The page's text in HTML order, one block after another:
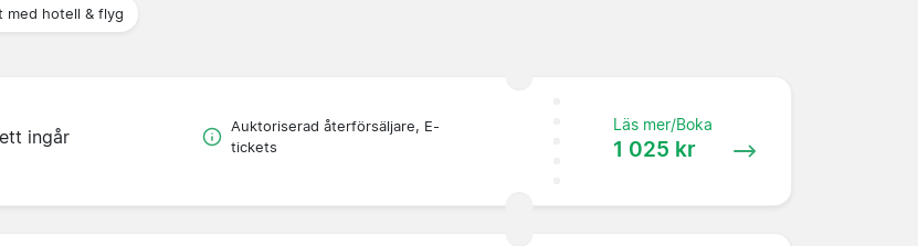
med hotell & flyg
ingår
Auktoriserad återförsäljare, E-
tickets
Läs mer/Boka
1 025 kr